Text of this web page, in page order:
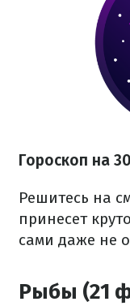
Гороскоп на
Решитесь на
принесет
сами даже не
Рыбы (21